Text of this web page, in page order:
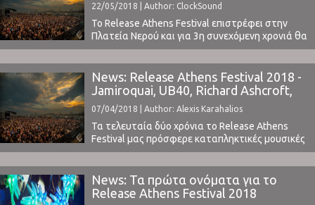
βραδιά του ...
22/05/2018 | Author: ClockSound
Το Release Athens Festival επιστρέφει στην
Πλατεία Νερού και για 3η συνεχόμενη χρονιά θα
μας προσφέρει όμορφες βραδιές με πολλή
μουσική και χορό. Το line-up είναι δομημένο με
έναν συνδυασμό μεγάλων ονομάτων
(Jamiroquai, Richard Ashcroft, UB40) και
ανερχόμενων καλλιτεχνών από την Ελλάδα και
τη διεθνή μουσική σκηνή.Το ClockSound θα
βρίσκεται ...
News: Release Athens Festival 2018 -
Jamiroquai, UB40, Richard Ashcroft,
κ.α.
07/04/2018 | Author: Alexis Karahalios
Τα τελευταία δύο χρόνια το Release Athens
Festival μας πρόσφερε καταπληκτικές μουσικές
βραδιές, φέρνοντας σπουδαία ονόματα της
παγκόσμιας μουσικής βιομηχανίας, όπως οι
Sigur Ros, οι Beirut και η PJ Harvey.Φέτος το
φεστιβάλ επιστρέφει στην Πλατεία Νερού,
News: Τα πρώτα ονόματα για το
Release Athens Festival 2018